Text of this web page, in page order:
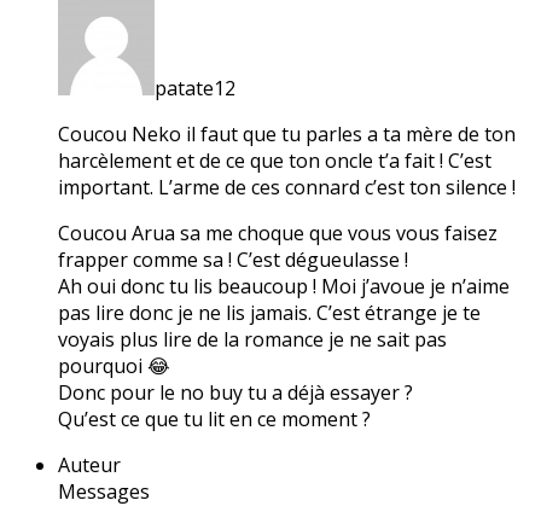
patate12
Coucou Neko il faut que tu parles a ta mère de ton
harcèlement et de ce que ton oncle t’a fait ! C’est
important. L’arme de ces connard c’est ton silence !
Coucou Arua sa me choque que vous vous faisez
frapper comme sa ! C’est dégueulasse !
Ah oui donc tu lis beaucoup ! Moi j’avoue je n’aime
pas lire donc je ne lis jamais. C’est étrange je te
voyais plus lire de la romance je ne sait pas
pourquoi 😂
Donc pour le no buy tu a déjà essayer ?
Qu’est ce que tu lit en ce moment ?
Auteur
Messages